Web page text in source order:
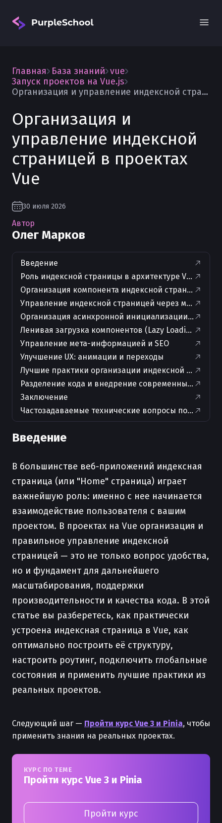
Вход
Главная База знаний vue
Запуск проектов на Vue.js
Организация и управление индексной страницей в проектах Vue
Организация и
управление индексной
страницей в проектах
Vue
30 июля 2026
Автор
Олег Марков
Введение
Роль индексной страницы в архитектуре Vue-
Организация компонента индексной страницы
Управление индексной страницей через
Организация асинхронной инициализации на
Ленивая загрузка компонентов (Lazy Loading)
Управление мета-информацией и SEO
Улучшение UX: анимации и переходы
Лучшие практики организации индексной
Разделение кода и внедрение современных
Заключение
Частозадаваемые технические вопросы по теме
Введение
В большинстве веб-приложений индексная
страница (или "Home" страница) играет
важнейшую роль: именно с нее начинается
взаимодействие пользователя с вашим
проектом. В проектах на Vue организация и
правильное управление индексной
страницей — это не только вопрос удобства,
но и фундамент для дальнейшего
масштабирования, поддержки
производительности и качества кода. В этой
статье вы разберетесь, как практически
устроена индексная страница в Vue, как
оптимально построить её структуру,
настроить роутинг, подключить глобальные
состояния и применить лучшие практики из
реальных проектов.
Следующий шаг — Пройти курс Vue 3 и Pinia, чтобы
применить знания на реальных проектах.
КУРС ПО ТЕМЕ
Пройти курс Vue 3 и Pinia
Пройти курс